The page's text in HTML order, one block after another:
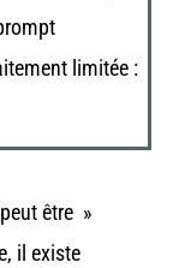
limitée :
être »
il existe